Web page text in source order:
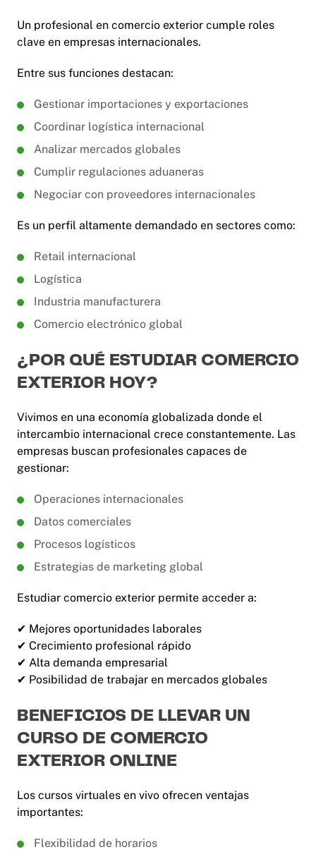
Un profesional en comercio exterior cumple roles
clave en empresas internacionales.
Entre sus funciones destacan:
Gestionar importaciones y exportaciones
Coordinar logística internacional
Analizar mercados globales
Cumplir regulaciones aduaneras
Negociar con proveedores internacionales
Es un perfil altamente demandado en sectores como:
Retail internacional
Logística
Industria manufacturera
Comercio electrónico global
¿POR QUÉ ESTUDIAR COMERCIO
EXTERIOR HOY?
Vivimos en una economía globalizada donde el
intercambio internacional crece constantemente. Las
empresas buscan profesionales capaces de
gestionar:
Operaciones internacionales
Datos comerciales
Procesos logísticos
Estrategias de marketing global
Estudiar comercio exterior permite acceder a:
✔ Mejores oportunidades laborales
✔ Crecimiento profesional rápido
✔ Alta demanda empresarial
✔ Posibilidad de trabajar en mercados globales
BENEFICIOS DE LLEVAR UN
CURSO DE COMERCIO
EXTERIOR ONLINE
Los cursos virtuales en vivo ofrecen ventajas
importantes:
Flexibilidad de horarios